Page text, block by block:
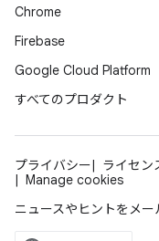
Chrome
Firebase
Google Cloud Platform
すべてのプロダクト
プライバシー ライセン
Manage cookies
ニュースやヒントをメー